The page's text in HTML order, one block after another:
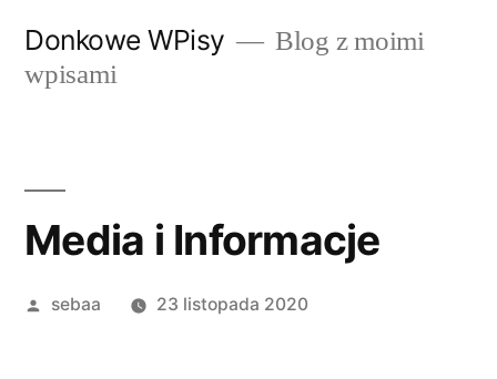
Donkowe WPisy
Blog z moimi
wpisami
Media i Informacje
Posted
sebaa 23 listopada 2020